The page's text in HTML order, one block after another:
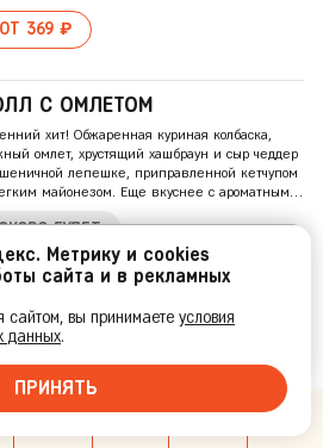
ОТ 369 ₽
С ОМЛЕТОМ
хит! Обжаренная куриная колбаска,
омлет, хрустящий хашбраун и сыр чеддер
лепешке, приправленной кетчупом
майонезом. Еще вкуснее с ароматным
БУДЕТ
ЗАВТРАК
блюдо, в состав которого входит яичница,
бекон, пикантная куриная колбаска,
БУДЕТ
Аутлет Новая Рига
Нет, другой
Метрику и cookies
сайта и в рекламных
сайтом, вы принимаете условия
данных.
ПРИНЯТЬ